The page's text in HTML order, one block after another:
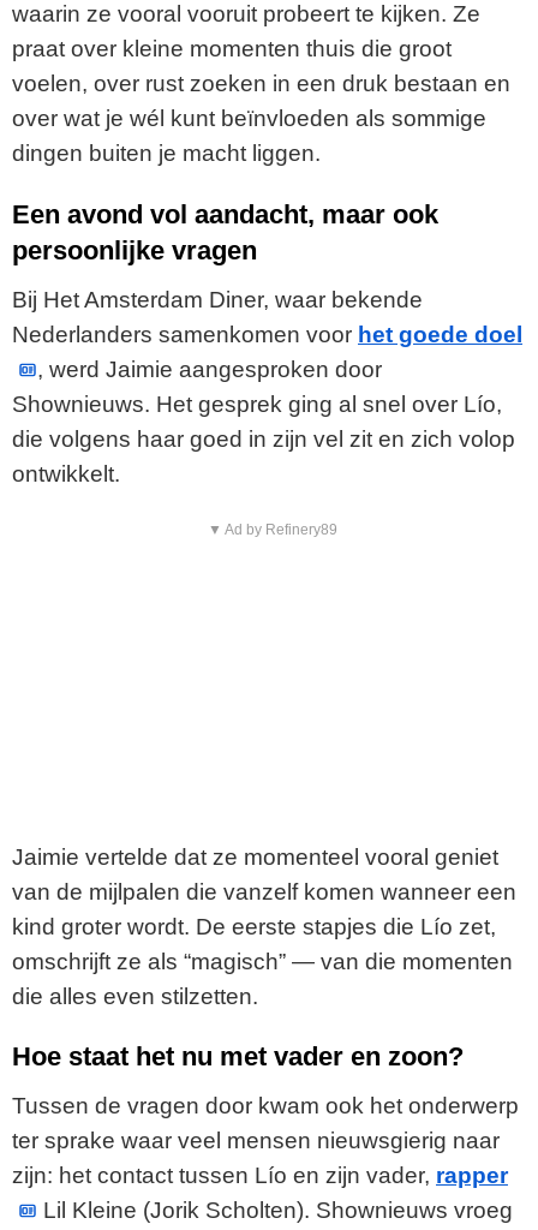
waarin ze vooral vooruit probeert te kijken. Ze
praat over kleine momenten thuis die groot
voelen, over rust zoeken in een druk bestaan en
over wat je wél kunt beïnvloeden als sommige
dingen buiten je macht liggen.
Een avond vol aandacht, maar ook
persoonlijke vragen
Bij Het Amsterdam Diner, waar bekende
Nederlanders samenkomen voor het goede doel
, werd Jaimie aangesproken door
Shownieuws. Het gesprek ging al snel over Lío,
die volgens haar goed in zijn vel zit en zich volop
ontwikkelt.
▼ Ad by Refinery89
Jaimie vertelde dat ze momenteel vooral geniet
van de mijlpalen die vanzelf komen wanneer een
kind groter wordt. De eerste stapjes die Lío zet,
omschrijft ze als “magisch” — van die momenten
die alles even stilzetten.
Hoe staat het nu met vader en zoon?
Tussen de vragen door kwam ook het onderwerp
ter sprake waar veel mensen nieuwsgierig naar
zijn: het contact tussen Lío en zijn vader, rapper
Lil Kleine (Jorik Scholten). Shownieuws vroeg